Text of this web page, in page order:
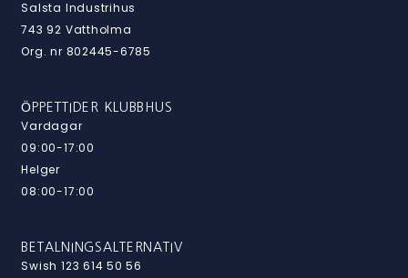
Salsta Industrihus
743 92 Vattholma
Org. nr 802445-6785
ÖPPETTIDER KLUBBHUS
Vardagar
09:00-17:00
Helger
08:00-17:00
BETALNINGSALTERNATIV
Swish 123 614 50 56